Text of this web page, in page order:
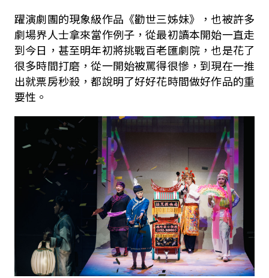
躍演劇團的現象級作品《勸世三姊妹》，也被許多
劇場界人士拿來當作例子，從最初讀本開始一直走
到今日，甚至明年初將挑戰百老匯劇院，也是花了
很多時間打磨，從一開始被罵得很慘，到現在一推
出就票房秒殺，都說明了好好花時間做好作品的重
要性。